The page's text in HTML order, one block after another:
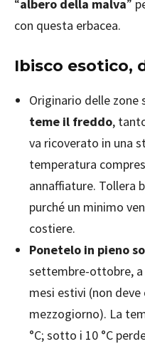
“albero della malva”
con questa erbacea.
Ibisco esotico,
Originario delle zone
teme il freddo,
va ricoverato in una
temperatura
annaffiature. Tollera
purché un minimo
costiere.
Ponetelo in pieno
settembre-ottobre, a
mesi estivi (non
mezzogiorno). La
°C; sotto i 10 °C